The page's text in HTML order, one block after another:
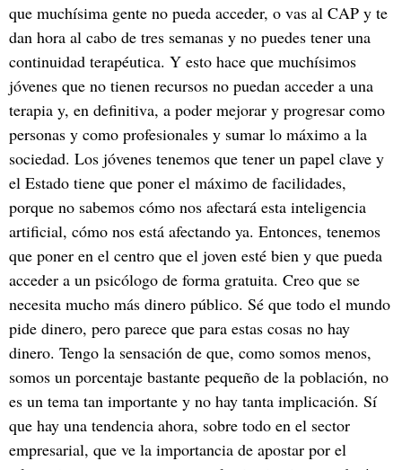
que muchísima gente no pueda acceder, o vas al CAP y te
dan hora al cabo de tres semanas y no puedes tener una
continuidad terapéutica. Y esto hace que muchísimos
jóvenes que no tienen recursos no puedan acceder a una
terapia y, en definitiva, a poder mejorar y progresar como
personas y como profesionales y sumar lo máximo a la
sociedad. Los jóvenes tenemos que tener un papel clave y
el Estado tiene que poner el máximo de facilidades,
porque no sabemos cómo nos afectará esta inteligencia
artificial, cómo nos está afectando ya. Entonces, tenemos
que poner en el centro que el joven esté bien y que pueda
acceder a un psicólogo de forma gratuita. Creo que se
necesita mucho más dinero público. Sé que todo el mundo
pide dinero, pero parece que para estas cosas no hay
dinero. Tengo la sensación de que, como somos menos,
somos un porcentaje bastante pequeño de la población, no
es un tema tan importante y no hay tanta implicación. Sí
que hay una tendencia ahora, sobre todo en el sector
empresarial, que ve la importancia de apostar por el